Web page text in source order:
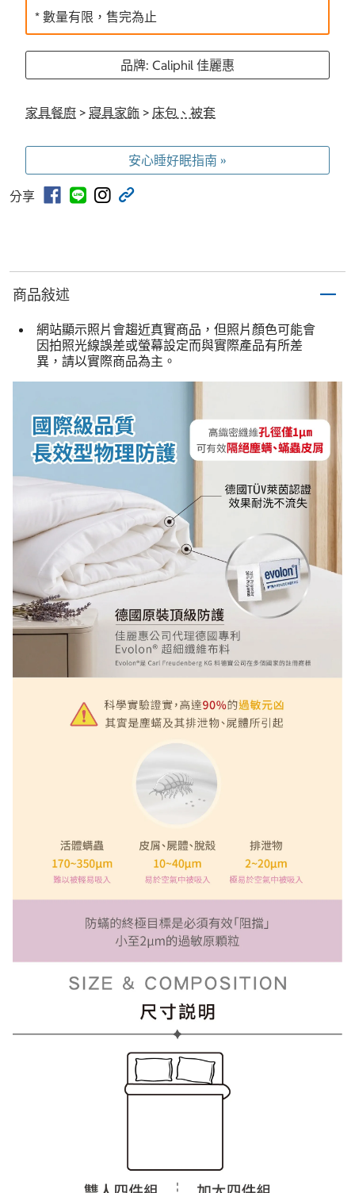
* 數量有限，售完為止
品牌: Caliphil 佳麗惠
家具餐廚 > 寢具家飾 > 床包、被套
安心睡好眠指南 »
分享
商品敍述
網站顯示照片會趨近真實商品，但照片顏色可能會
因拍照光線誤差或螢幕設定而與實際產品有所差
異，請以實際商品為主。